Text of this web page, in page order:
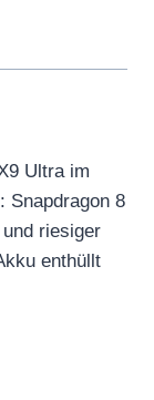
Ultra im
Snapdragon 8
riesiger
enthüllt